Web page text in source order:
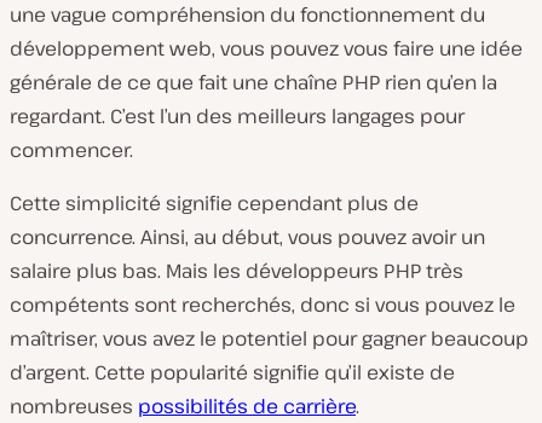
une vague compréhension du fonctionnement du
développement web, vous pouvez vous faire une idée
générale de ce que fait une chaîne PHP rien qu’en la
regardant. C’est l’un des meilleurs langages pour
commencer.
Cette simplicité signifie cependant plus de
concurrence. Ainsi, au début, vous pouvez avoir un
salaire plus bas. Mais les développeurs PHP très
compétents sont recherchés, donc si vous pouvez le
maîtriser, vous avez le potentiel pour gagner beaucoup
d’argent. Cette popularité signifie qu’il existe de
nombreuses possibilités de carrière.